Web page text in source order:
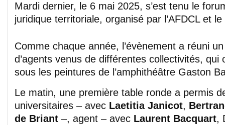
Mardi dernier, le 6 mai 2025, s’est tenu le
juridique territoriale, organisé par l’AFDCL et le
Comme chaque année, l’évènement a réuni
d’agents venus de différentes collectivités, qui
sous les peintures de l’amphithéâtre Gaston
Le matin, une première table ronde a permis
universitaires – avec Laetitia Janicot,
de Briant –, agent – avec Laurent Bacquart,